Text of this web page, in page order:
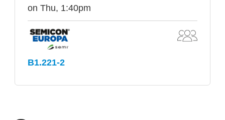
on Thu, 1:40pm
B1.221-2